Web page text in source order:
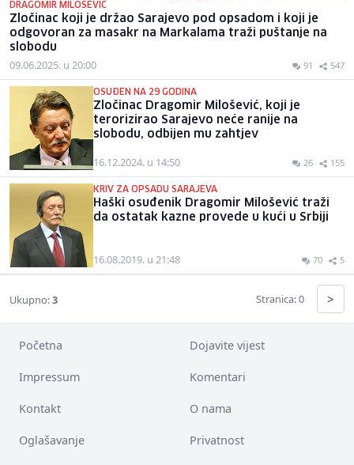
DRAGOMIR MILOŠEVIĆ
Zločinac koji je držao Sarajevo pod opsadom i koji je
odgovoran za masakr na Markalama traži puštanje na
slobodu
09.06.2025. u 20:00 91 547
OSUĐEN NA 29 GODINA
Zločinac Dragomir Milošević, koji je
terorizirao Sarajevo neće ranije na
slobodu, odbijen mu zahtjev
16.12.2024. u 14:50 26 155
KRIV ZA OPSADU SARAJEVA
Haški osuđenik Dragomir Milošević traži
da ostatak kazne provede u kući u Srbiji
16.08.2019. u 21:48 70 5
Ukupno:3 Stranica: 0 >
Početna Dojavite vijest
Impressum Komentari
Kontakt O nama
Oglašavanje Privatnost